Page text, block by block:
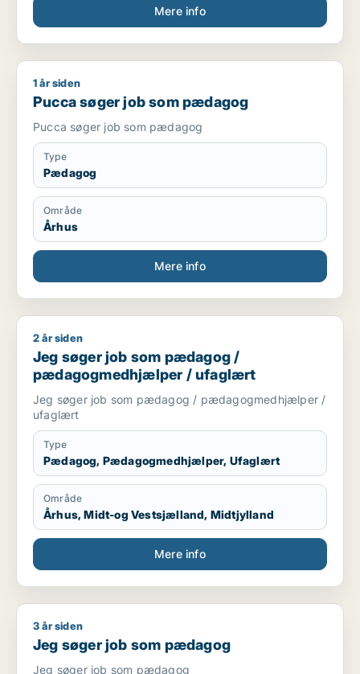
Mere info
Pucca søger job som pædagog
1 år siden
Pucca søger job som pædagog
Pucca søger job som pædagog
Type
Pædagog
Område
Århus
Mere info
Jeg søger job som pædagog / pædagogmedhjælper /
2 år siden
Jeg søger job som pædagog /
pædagogmedhjælper / ufaglært
Jeg søger job som pædagog / pædagogmedhjælper /
ufaglært
Type
Pædagog, Pædagogmedhjælper, Ufaglært
Område
Århus, Midt-og Vestsjælland, Midtjylland
Mere info
Jeg søger job som pædagog
3 år siden
Jeg søger job som pædagog
Jeg søger job som pædagog